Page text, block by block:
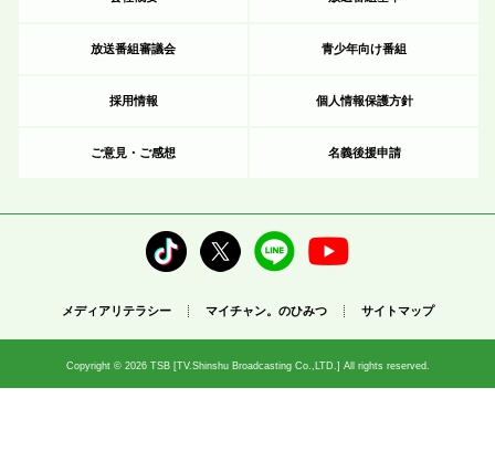
放送番組審議会 青少年向け番組
採用情報 個人情報保護方針
ご意見・ご感想 名義後援申請
メディアリテラシー マイチャン。のひみつ サイトマップ
Copyright © 2026 TSB [TV.Shinshu Broadcasting Co.,LTD.] All rights reserved.